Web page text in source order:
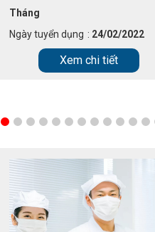
Tháng
Ngày tuyển dụng : 24/02/2022
Xem chi tiết